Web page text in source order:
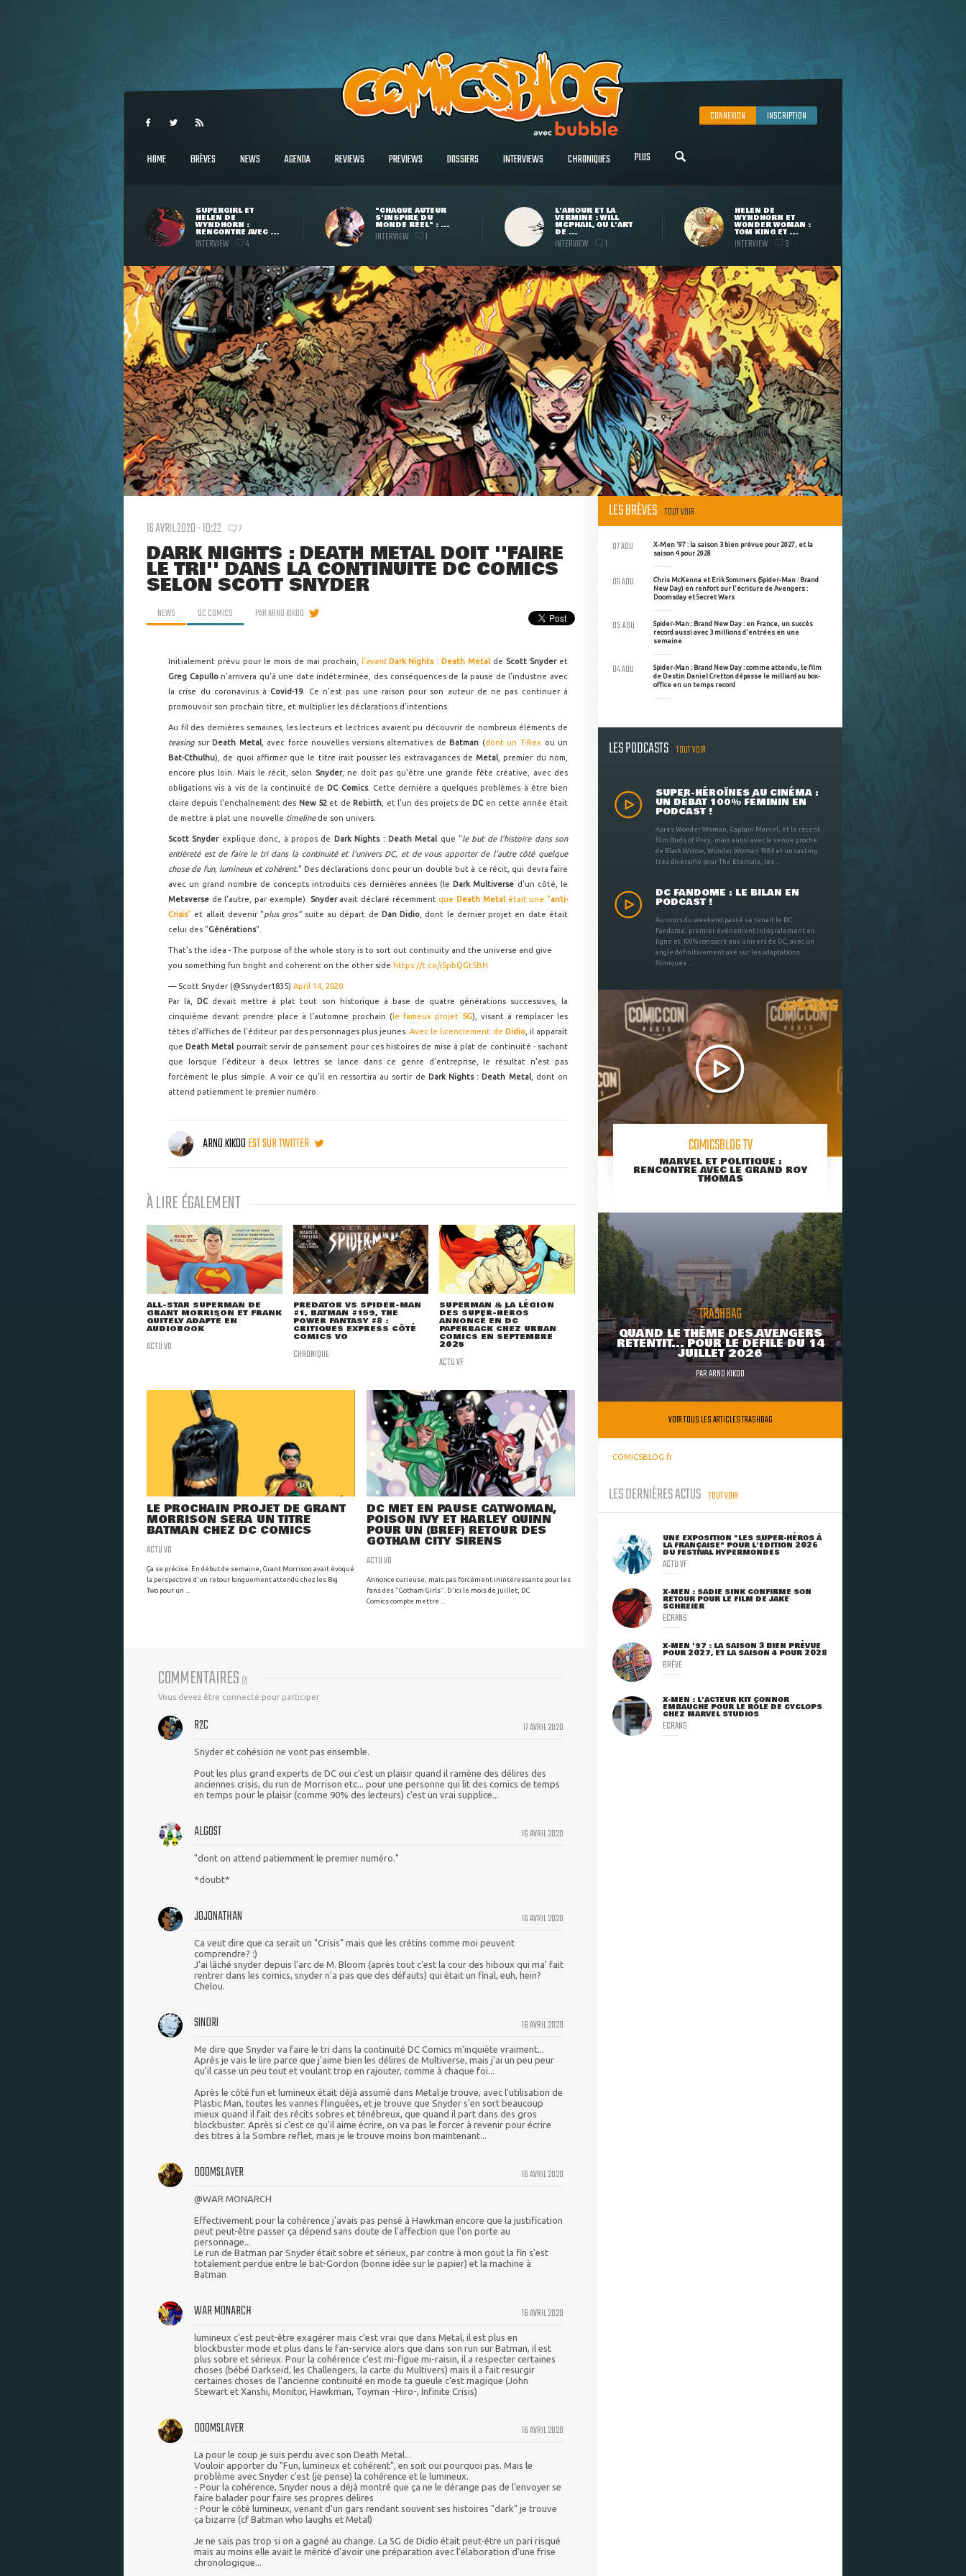
CONNEXION INSCRIPTION
HOME BRÈVES NEWS AGENDA REVIEWS PREVIEWS DOSSIERS INTERVIEWS CHRONIQUES PLUS
SUPERGIRL ET
HELEN DE
WYNDHORN :
RENCONTRE AVEC ...
INTERVIEW 4
"CHAQUE AUTEUR
S'INSPIRE DU
MONDE RÉEL" : ...
INTERVIEW 1
L'AMOUR ET LA
VERMINE : WILL
MCPHAIL, OU L'ART
DE ...
INTERVIEW 1
HELEN DE
WYNDHORN ET
WONDER WOMAN :
TOM KING ET ...
INTERVIEW 3
16 AVRIL 2020 - 10:22 7
DARK NIGHTS : DEATH METAL DOIT ''FAIRE
LE TRI'' DANS LA CONTINUITÉ DC COMICS
SELON SCOTT SNYDER
NEWS DC COMICS PARARNO KIKOO
Initialement prévu pour le mois de mai prochain, l'event Dark Nights : Death Metal de Scott Snyder et
Greg Capullon'arrivera qu'à une date indéterminée, des conséquences de la pause de l'industrie avec
la crise du coronavirus à Covid-19. Ce n'est pas une raison pour son auteur de ne pas continuer à
promouvoir son prochain titre, et multiplier les déclarations d'intentions.
Au fil des dernières semaines, les lecteurs et lectrices avaient pu découvrir de nombreux éléments de
teasing sur Death Metal, avec force nouvelles versions alternatives de Batman (dont un T-Rex ou un
Bat-Cthulhu), de quoi affirmer que le titre irait pousser les extravagances deMetal , premier du nom,
encore plus loin. Mais le récit, selon Snyder, ne doit pas qu'être une grande fête créative, avec des
obligations vis à vis de la continuité de DC Comics. Cette dernière a quelques problèmes à être bien
claire depuis l'enchaînement des New 52 et de Rebirth , et l'un des projets de DC en cette année était
de mettre à plat une nouvelle timeline de son univers.
Scott Snyder explique donc, à propos de Dark Nights : Death Metal que "le but de l'histoire dans son
entièreté est de faire le tri dans la continuité et l'univers DC, et de vous apporter de l'autre côté quelque
chose de fun, lumineux et cohérent." Des déclarations donc pour un double but à ce récit, qui devra faire
avec un grand nombre de concepts introduits ces dernières années (le Dark Multiverse d'un côté, le
Metaverse de l'autre, par exemple). Snyder avait déclaré récemment queDeath Metal était une "anti-
Crisis" et allait devenir "plus gros" suite au départ de Dan Didio , dont le dernier projet en date était
celui des "Générations".
That’s the idea - The purpose of the whole story is to sort out continuity and the universe and give
you something fun bright and coherent on the other side https://t.co/iSpbQGtSBH
— Scott Snyder (@Ssnyder1835) April 14, 2020
Par là, DC devait mettre à plat tout son historique à base de quatre générations successives, la
cinquième devant prendre place à l'automne prochain (le fameux projet 5G), visant à remplacer les
têtes d'affiches de l'éditeur par des personnages plus jeunes.Avec le licenciement de Didio, il apparaît
que Death Metal pourrait servir de pansement pour ces histoires de mise à plat de continuité - sachant
que lorsque l'éditeur à deux lettres se lance dans ce genre d'entreprise, le résultat n'est pas
forcément le plus simple. A voir ce qu'il en ressortira au sortir de Dark Nights : Death Metal, dont on
attend patiemment le premier numéro.
ARNO KIKOOEST SUR TWITTER
À LIRE ÉGALEMENT
ALL-STAR SUPERMAN DE
GRANT MORRISON ET FRANK
QUITELY ADAPTÉ EN
AUDIOBOOK
ACTU VO
PREDATOR VS SPIDER-MAN
#1, BATMAN #159, THE
POWER FANTASY #8 :
CRITIQUES EXPRESS CÔTÉ
COMICS VO
CHRONIQUE
SUPERMAN & LA LÉGION
DES SUPER-HÉROS
ANNONCÉ EN DC
PAPERBACK CHEZ URBAN
COMICS EN SEPTEMBRE
2025
ACTU VF
LE PROCHAIN PROJET DE GRANT
MORRISON SERA UN TITRE
BATMAN CHEZ DC COMICS
ACTU VO
Ça se précise. En début de semaine, Grant Morrison avait évoqué
la perspective d'un retour longuement attendu chez les Big
Two pour un ...
DC MET EN PAUSE CATWOMAN,
POISON IVY ET HARLEY QUINN
POUR UN (BREF) RETOUR DES
GOTHAM CITY SIRENS
ACTU VO
Annonce curieuse, mais pas forcément inintéressante pour les
fans des "Gotham Girls". D'ici le mois de juillet, DC
Comics compte mettre ...
COMMENTAIRES (7)
Vous devez être connecté pour participer
17 AVRIL 2020
R2C
Snyder et cohésion ne vont pas ensemble.
Pout les plus grand experts de DC oui c'est un plaisir quand il ramène des délires des
anciennes crisis, du run de Morrison etc... pour une personne qui lit des comics de temps
en temps pour le plaisir (comme 90% des lecteurs) c'est un vrai supplice...
16 AVRIL 2020
ALGOST
"dont on attend patiemment le premier numéro."
*doubt*
16 AVRIL 2020
JOJONATHAN
Ca veut dire que ca serait un "Crisis" mais que les crétins comme moi peuvent
comprendre? :)
J'ai lâché snyder depuis l'arc de M. Bloom (après tout c'est la cour des hiboux qui ma' fait
rentrer dans les comics, snyder n'a pas que des défauts) qui était un final, euh, hein?
Chelou.
16 AVRIL 2020
SINDRI
Me dire que Snyder va faire le tri dans la continuité DC Comics m'inquiète vraiment...
Après je vais le lire parce que j'aime bien les délires de Multiverse, mais j'ai un peu peur
qu'il casse un peu tout et voulant trop en rajouter, comme à chaque foi...
Après le côté fun et lumineux était déjà assumé dans Metal je trouve, avec l'utilisation de
Plastic Man, toutes les vannes flinguées, et je trouve que Snyder s'en sort beaucoup
mieux quand il fait des récits sobres et ténébreux, que quand il part dans des gros
blockbuster. Après si c'est ce qu'il aime écrire, on va pas le forcer à revenir pour écrire
des titres à la Sombre reflet, mais je le trouve moins bon maintenant...
16 AVRIL 2020
DOOMSLAYER
@WAR MONARCH
Effectivement pour la cohérence j'avais pas pensé à Hawkman encore que la justification
peut peut-être passer ça dépend sans doute de l'affection que l'on porte au
personnage...
Le run de Batman par Snyder était sobre et sérieux, par contre à mon gout la fin s'est
totalement perdue entre le bat-Gordon (bonne idée sur le papier) et la machine à
Batman
16 AVRIL 2020
WAR MONARCH
lumineux c'est peut-être exagérer mais c'est vrai que dans Metal, il est plus en
blockbuster mode et plus dans le fan-service alors que dans son run sur Batman, il est
plus sobre et sérieux. Pour la cohérence c'est mi-figue mi-raisin, il a respecter certaines
choses (bébé Darkseid, les Challengers, la carte du Multivers) mais il a fait resurgir
certaines choses de l'ancienne continuité en mode ta gueule c'est magique (John
Stewart et Xanshi, Monitor, Hawkman, Toyman -Hiro-, Infinite Crisis)
16 AVRIL 2020
DOOMSLAYER
La pour le coup je suis perdu avec son Death Metal...
Vouloir apporter du "Fun, lumineux et cohérent", en soit oui pourquoi pas. Mais le
problème avec Snyder c'est (je pense) la cohérence et le lumineux.
- Pour la cohérence, Snyder nous a déjà montré que ça ne le dérange pas de l'envoyer se
faire balader pour faire ses propres délires
- Pour le côté lumineux, venant d'un gars rendant souvent ses histoires "dark" je trouve
ça bizarre (cf Batman who laughs et Metal)
Je ne sais pas trop si on a gagné au change. La 5G de Didio était peut-être un pari risqué
mais au moins elle avait le mérité d'avoir une préparation avec l'élaboration d'une frise
chronologique...
LES BRÈVES TOUT VOIR
X-Men '97 : la saison 3 bien prévue pour 2027, et la
saison 4 pour 2028
07 AOU
Chris McKenna et Erik Sommers (Spider-Man : Brand
New Day) en renfort sur l'écriture de Avengers :
Doomsday et Secret Wars
06 AOU
Spider-Man : Brand New Day : en France, un succès
record aussi avec 3 millions d'entrées en une
semaine
05 AOU
Spider-Man : Brand New Day : comme attendu, le film
de Destin Daniel Cretton dépasse le milliard au box-
office en un temps record
04 AOU
LES PODCASTS TOUT VOIR
SUPER-HÉROÏNES AU CINÉMA :
UN DÉBAT 100% FÉMININ EN
PODCAST !
Après Wonder Woman, Captain Marvel, et le récent
film Birds of Prey, mais aussi avec la venue proche
de Black Widow, Wonder Woman 1984 et un casting
très diversifié pour The Eternals, les ...
DC FANDOME : LE BILAN EN
PODCAST !
Au cours du weekend passé se tenait le DC
Fandome, premier évènement intégralement en
ligne et 100% consacré aux univers de DC, avec un
angle définitivement axé sur les adaptations
filmiques ...
COMICSBLOG TV
MARVEL ET POLITIQUE :
RENCONTRE AVEC LE GRAND ROY
THOMAS
TRASHBAG
QUAND LE THÈME DES AVENGERS
RETENTIT... POUR LE DÉFILÉ DU 14
JUILLET 2026
PARARNO KIKOO
VOIR TOUS LES ARTICLES TRASHBAG
COMICSBLOG.fr
LES DERNIÈRES ACTUS TOUT VOIR
UNE EXPOSITION "LES SUPER-HÉROS À
LA FRANÇAISE" POUR L'ÉDITION 2026
DU FESTIVAL HYPERMONDES
ACTU VF
X-MEN : SADIE SINK CONFIRME SON
RETOUR POUR LE FILM DE JAKE
SCHREIER
ECRANS
X-MEN '97 : LA SAISON 3 BIEN PRÉVUE
POUR 2027, ET LA SAISON 4 POUR 2028
BRÈVE
X-MEN : L'ACTEUR KIT CONNOR
EMBAUCHÉ POUR LE RÔLE DE CYCLOPS
CHEZ MARVEL STUDIOS
ECRANS